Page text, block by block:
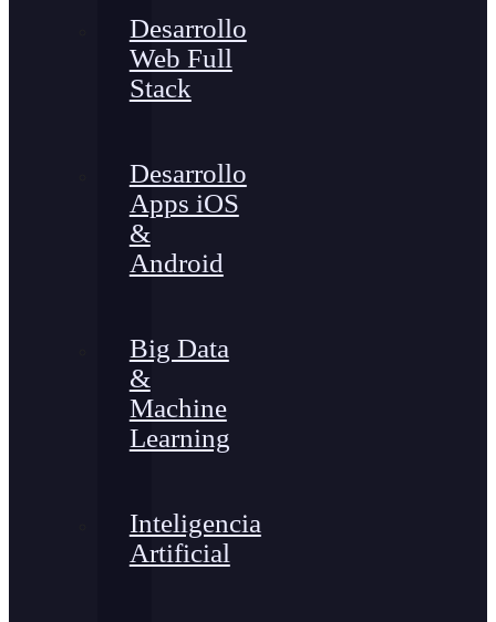
Desarrollo
Web Full
Stack
Desarrollo
Apps iOS
&
Android
Big Data
&
Machine
Learning
Inteligencia
Artificial